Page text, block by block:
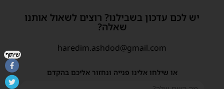
יש לכם עדכון בשבילנו? רוצים לשאול אותנו
שאלה?
haredim.ashdod@gmail.com
או שילחו אלינו פנייה ונחזור אליכם בהקדם
שיתוף